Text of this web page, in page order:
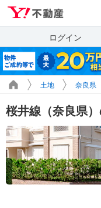
ログイン
土地 奈良県
桜井線（奈良県